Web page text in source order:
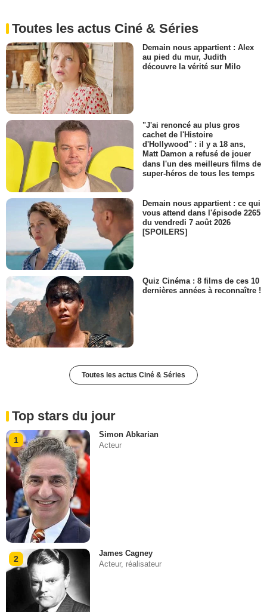
Toutes les actus Ciné & Séries
Demain nous appartient : Alex
au pied du mur, Judith
découvre la vérité sur Milo
"J'ai renoncé au plus gros
cachet de l'Histoire
d'Hollywood" : il y a 18 ans,
Matt Damon a refusé de jouer
dans l'un des meilleurs films de
super-héros de tous les temps
Demain nous appartient : ce qui
vous attend dans l'épisode 2265
du vendredi 7 août 2026
[SPOILERS]
Quiz Cinéma : 8 films de ces 10
dernières années à reconnaître !
Toutes les actus Ciné & Séries
Top stars du jour
1
Simon Abkarian
Acteur
2
James Cagney
Acteur, réalisateur